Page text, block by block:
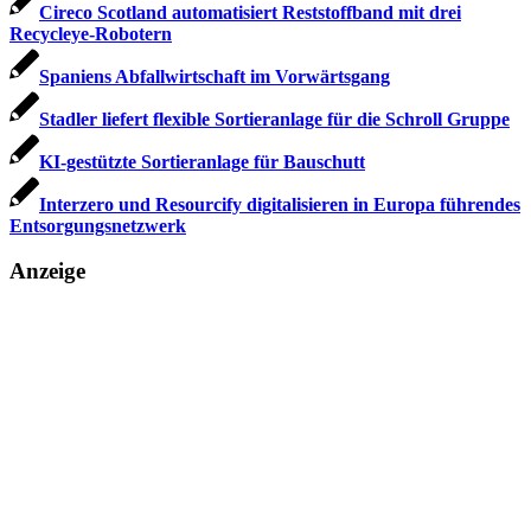
Cireco Scotland automatisiert Reststoffband mit drei
Recycleye-Robotern
Spaniens Abfallwirtschaft im Vorwärtsgang
Stadler liefert flexible Sortieranlage für die Schroll Gruppe
KI-gestützte Sortieranlage für Bauschutt
Interzero und Resourcify digitalisieren in Europa führendes
Entsorgungsnetzwerk
Anzeige